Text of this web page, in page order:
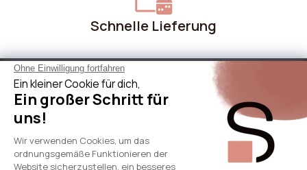
Schnelle Lieferung
Über Sicaan
Unsere Leistungen
Brauche Hilfe